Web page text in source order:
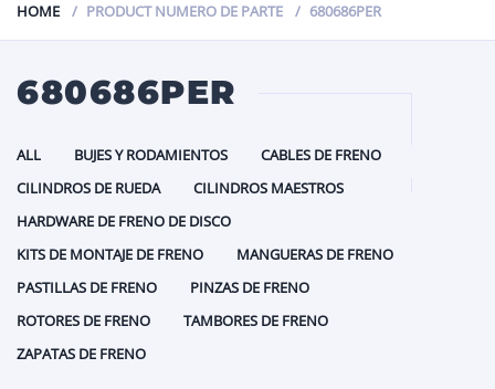
HOME PRODUCT NUMERO DE PARTE 680686PER
680686PER
ALL BUJES Y RODAMIENTOS
CABLES DE FRENO
CILINDROS DE RUEDA
CILINDROS MAESTROS
HARDWARE DE FRENO DE DISCO
KITS DE MONTAJE DE FRENO
MANGUERAS DE FRENO
PASTILLAS DE FRENO
PINZAS DE FRENO
ROTORES DE FRENO
TAMBORES DE FRENO
ZAPATAS DE FRENO